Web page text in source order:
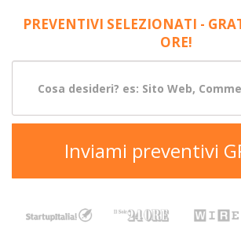
PREVENTIVI SELEZIONATI -
ORE!
Inviami preventivi